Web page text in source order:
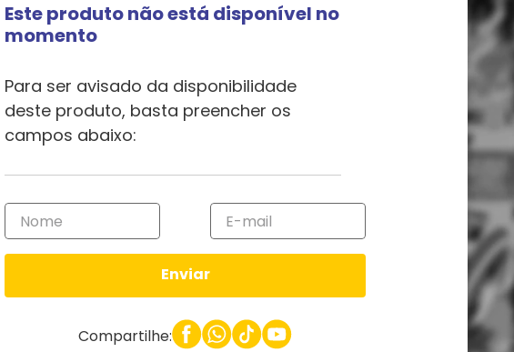
Este produto não está disponível no
momento
Para ser avisado da disponibilidade
deste produto, basta preencher os
campos abaixo:
Enviar
Compartilhe: